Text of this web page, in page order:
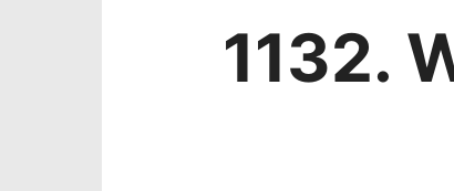
1132.